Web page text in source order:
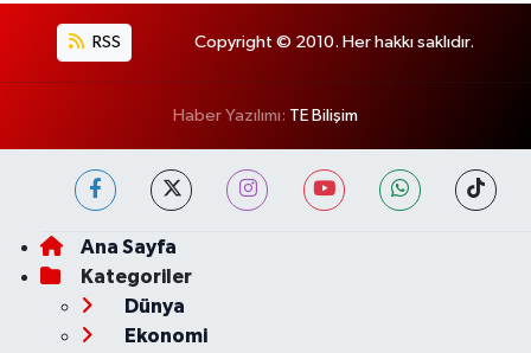
RSS Copyright © 2010. Her hakkı saklıdır.
Haber Yazılımı: TE Bilişim
Ana Sayfa
Kategoriler
Dünya
Ekonomi